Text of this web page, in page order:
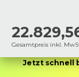
Gesamtpreis inkl.
Jetzt schnell